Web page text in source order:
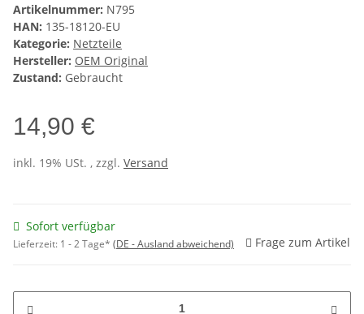
Artikelnummer: N795
HAN: 135-18120-EU
Kategorie: Netzteile
Hersteller: OEM Original
Zustand: Gebraucht
14,90 €
inkl. 19% USt. , zzgl. Versand
Sofort verfügbar
Lieferzeit: 1 - 2 Tage* (DE - Ausland abweichend) Frage zum Artikel